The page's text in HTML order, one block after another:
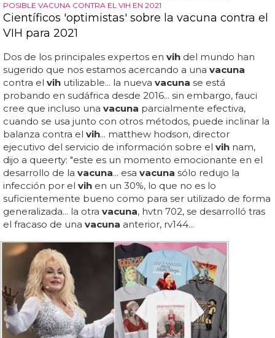
POSIBLE VACUNA CONTRA EL VIH EN 2021
Científicos 'optimistas' sobre la vacuna contra el
VIH para 2021
Dos de los principales expertos en vih del mundo han
sugerido que nos estamos acercando a una vacuna
contra el vih utilizable... la nueva vacuna se está
probando en sudáfrica desde 2016... sin embargo, fauci
cree que incluso una vacuna parcialmente efectiva,
cuando se usa junto con otros métodos, puede inclinar la
balanza contra el vih... matthew hodson, director
ejecutivo del servicio de información sobre el vih nam,
dijo a queerty: "este es un momento emocionante en el
desarrollo de la vacuna... esa vacuna sólo redujo la
infección por el vih en un 30%, lo que no es lo
suficientemente bueno como para ser utilizado de forma
generalizada... la otra vacuna, hvtn 702, se desarrolló tras
el fracaso de una vacuna anterior, rv144...